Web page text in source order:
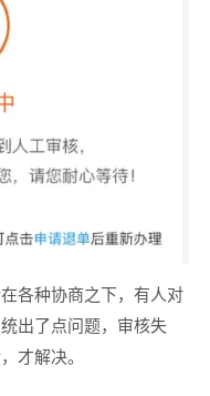
各种协商之下，有人对
出了点问题，审核失
才解决。